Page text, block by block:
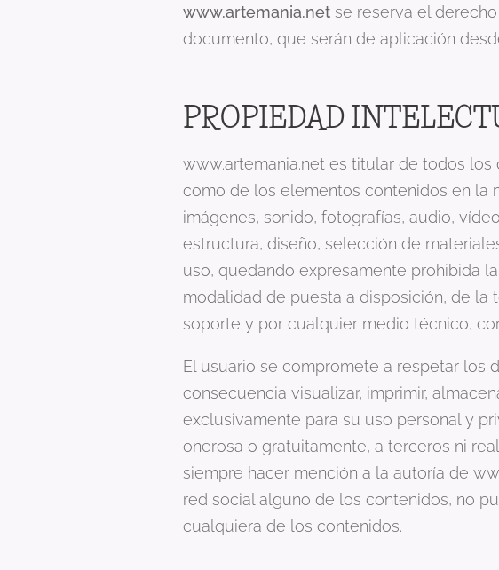
www.artemania.netse reserva el
documento, que serán de aplicación
PROPIEDAD
www.artemania.net es titular de todos
como de los elementos contenidos en la
imágenes, sonido, fotografías, audio,
estructura, diseño, selección de
uso, quedando expresamente prohibida
modalidad de puesta a disposición, de
soporte y por cualquier medio técnico,
El usuario se compromete a respetar los
consecuencia visualizar, imprimir,
exclusivamente para su uso personal y
onerosa o gratuitamente, a terceros ni
siempre hacer mención a la autoría de
red social alguno de los contenidos, no
cualquiera de los contenidos.